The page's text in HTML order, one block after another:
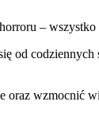
–
od
oraz wzmocnić